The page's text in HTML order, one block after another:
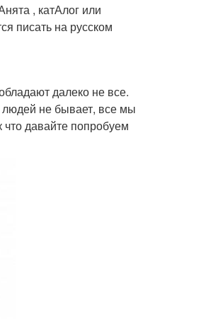
, катАлог или
писать на русском
далеко не все.
людей не бывает, все мы
давайте попробуем